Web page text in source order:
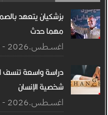
بزشكيان يتعهد
مهما حدث
08 اغســطس.2026 - 16:09
دراسة واسعة تنسف
شخصية الإنسان
08 اغســطس.2026 - 16:09